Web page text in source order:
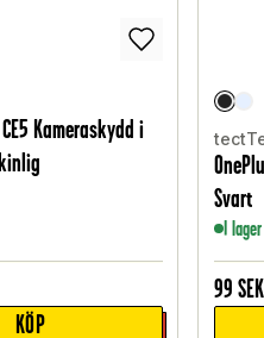
Kameraskydd i
KÖP
Svart
I lager
99 SEK